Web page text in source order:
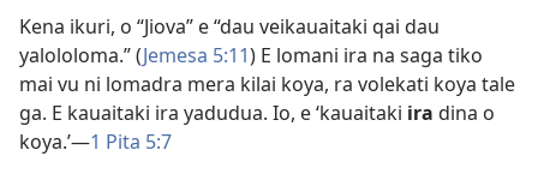
Kena ikuri, o “Jiova” e “dau veikauaitaki qai dau
yalololoma.” (Jemesa 5:11) E lomani ira na saga tiko
mai vu ni lomadra mera kilai koya, ra volekati koya tale
ga. E kauaitaki ira yadudua. Io, e ‘kauaitaki ira dina o
koya.’—1 Pita 5:7